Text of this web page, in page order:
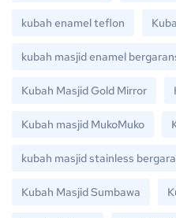
kubah enamel teflon
kubah masjid enamel
Kubah Masjid Gold Mirror
Kubah masjid MukoMuko
kubah masjid stainless
Kubah Masjid Sumbawa